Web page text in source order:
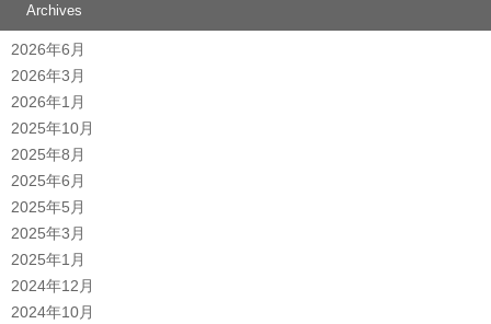
Archives
2026年6月
2026年3月
2026年1月
2025年10月
2025年8月
2025年6月
2025年5月
2025年3月
2025年1月
2024年12月
2024年10月